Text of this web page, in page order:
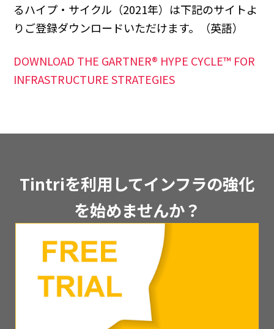
るハイプ・サイクル（2021年）は下記のサイトよ
りご登録ダウンロードいただけます。（英語）
DOWNLOAD THE GARTNER® HYPE CYCLE™ FOR
INFRASTRUCTURE STRATEGIES
Tintriを利用してインフラの強化
を始めませんか？